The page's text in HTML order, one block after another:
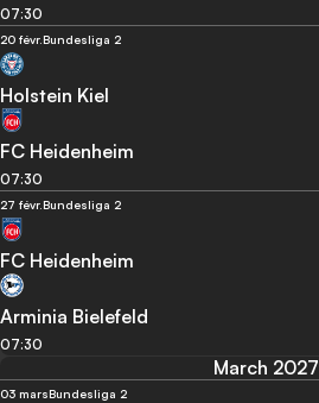
07:30
20 févr.Bundesliga 2
Holstein Kiel
FC Heidenheim
07:30
27 févr.Bundesliga 2
FC Heidenheim
Arminia Bielefeld
07:30
March 2027
03 marsBundesliga 2